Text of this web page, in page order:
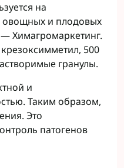
на
овощных и плодовых
— Химагромаркетинг.
500
гранулы.
и
Таким образом,
Это
патогенов